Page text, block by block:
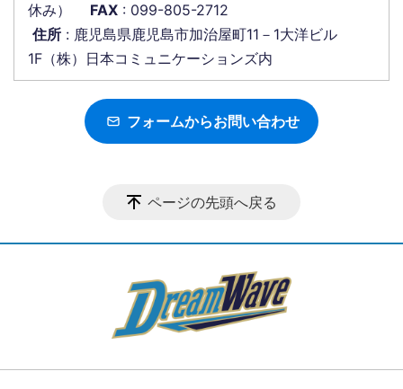
休み）
FAX : 099-805-2712
住所 : 鹿児島県鹿児島市加治屋町11－1大洋ビル
1F（株）日本コミュニケーションズ内
フォームからお問い合わせ
ページの先頭へ戻る